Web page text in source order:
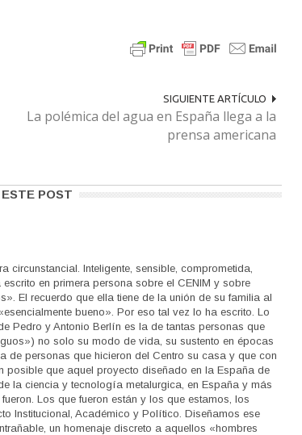
SIGUIENTE ARTÍCULO
La polémica del agua en España llega a la
prensa americana
POST
circunstancial. Inteligente, sensible, comprometida,
en primera persona sobre el CENIM y sobre
El recuerdo que ella tiene de la unión de su familia al
bueno». Por eso tal vez lo ha escrito. Lo
Pedro y Antonio Berlín es la de tantas personas que
no solo su modo de vida, su sustento en épocas
de personas que hicieron del Centro su casa y que con
posible que aquel proyecto diseñado en la España de
la ciencia y tecnología metalurgica, en España y más
Los que fueron están y los que estamos, los
Institucional, Académico y Político. Diseñamos ese
un homenaje discreto a aquellos «hombres